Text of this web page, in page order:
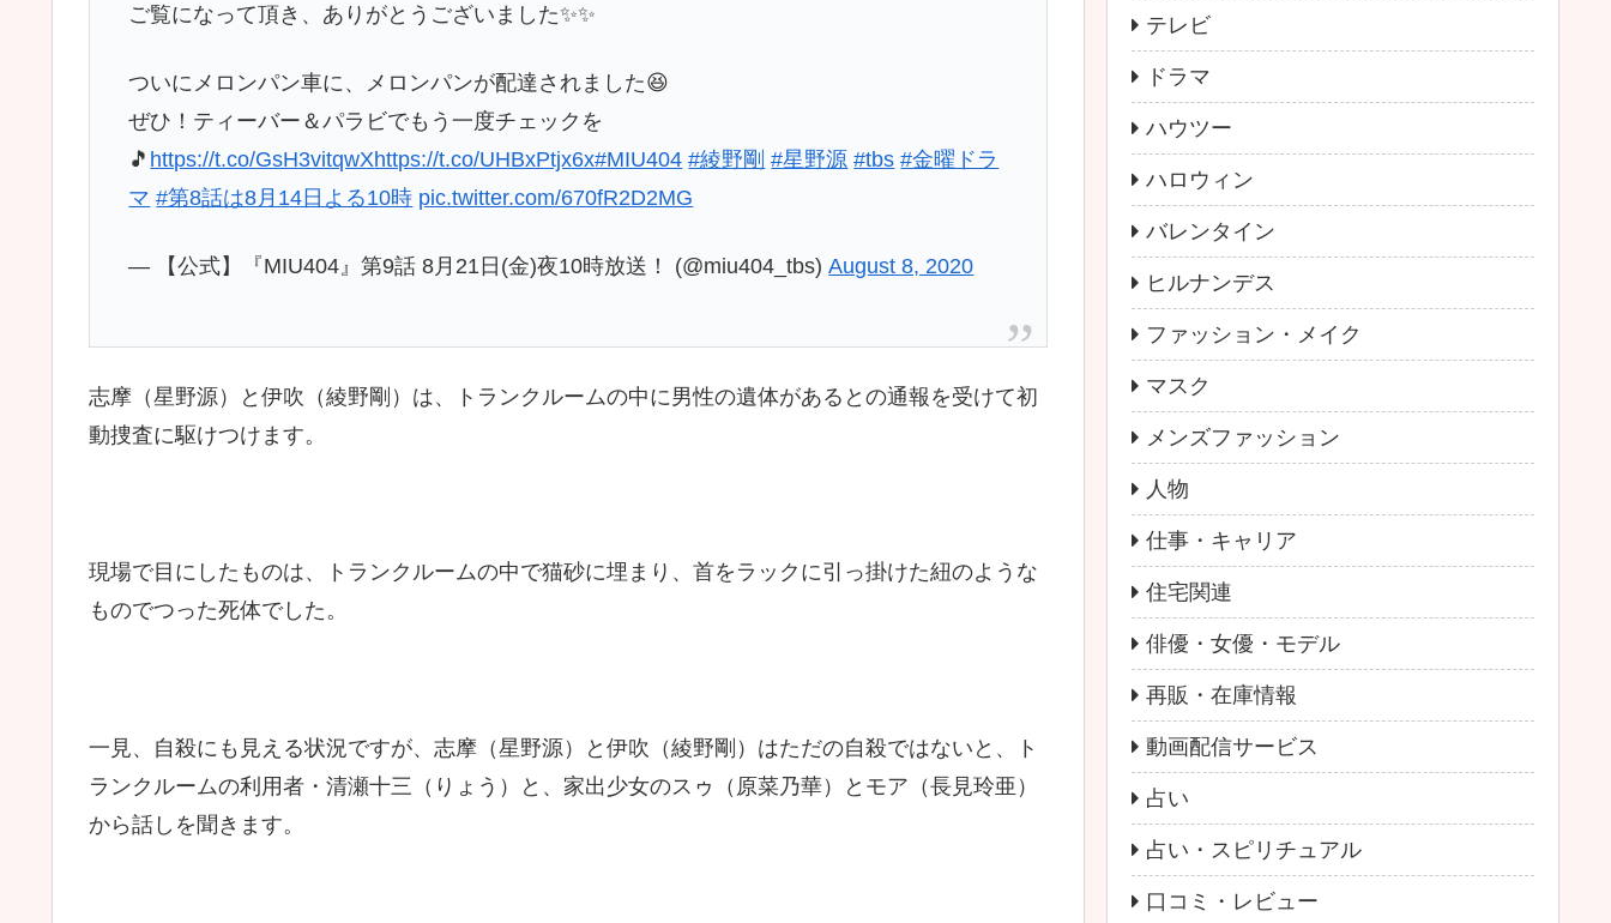
ご覧になって頂き、ありがとうございました✨✨
ついにメロンパン車に、メロンパンが配達されました😆
ぜひ！ティーバー＆パラビでもう一度チェックを
🎵 https://t.co/GsH3vitqwXhttps://t.co/UHBxPtjx6x#MIU404 #綾野剛 #星野源 #tbs #金曜ドラ
マ #第8話は8月14日よる10時 pic.twitter.com/670fR2D2MG
— 【公式】『MIU404』第9話 8月21日(金)夜10時放送！ (@miu404_tbs)August 8, 2020
志摩（星野源）と伊吹（綾野剛）は、トランクルームの中に男性の遺体があるとの通報を受けて初
動捜査に駆けつけます。
現場で目にしたものは、トランクルームの中で猫砂に埋まり、首をラックに引っ掛けた紐のような
ものでつった死体でした。
一見、自殺にも見える状況ですが、志摩（星野源）と伊吹（綾野剛）はただの自殺ではないと、ト
ランクルームの利用者・清瀬十三（りょう）と、家出少女のスゥ（原菜乃華）とモア（長見玲亜）
から話しを聞きます。
テレビ
ドラマ
ハウツー
ハロウィン
バレンタイン
ヒルナンデス
ファッション・メイク
マスク
メンズファッション
人物
仕事・キャリア
住宅関連
俳優・女優・モデル
再販・在庫情報
動画配信サービス
占い
占い・スピリチュアル
口コミ・レビュー